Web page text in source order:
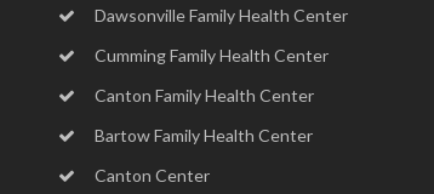
Dawsonville Family Health Center
Cumming Family Health Center
Canton Family Health Center
Bartow Family Health Center
Canton Center